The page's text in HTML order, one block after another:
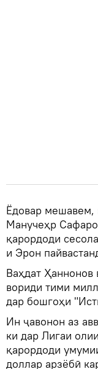
Ёдовар мешавем,
Манучеҳр
қарордоди
и Эрон
Ваҳдат
вориди тими
дар бошгоҳи
Ин ҷавонон аз
ки дар Лигаи
қарордоди
доллар арзёбӣ